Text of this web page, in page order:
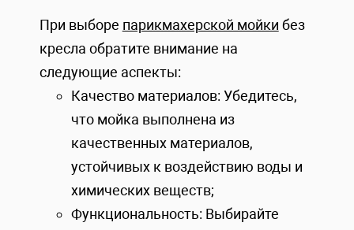
При выборе парикмахерской мойки без
кресла обратите внимание на
следующие аспекты:
Качество материалов: Убедитесь,
что мойка выполнена из
качественных материалов,
устойчивых к воздействию воды и
химических веществ;
Функциональность: Выбирайте